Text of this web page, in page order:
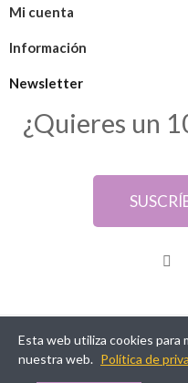
Mi cuenta
Información
Newsletter
¿Quieres un
@
Esta web utiliza cookies para
nuestra web. Política de